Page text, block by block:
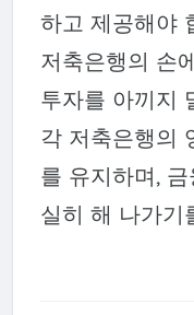
하고 제공해야
저축은행의 손
투자를 아끼지
각 저축은행의
를 유지하며,
실히 해 나가기